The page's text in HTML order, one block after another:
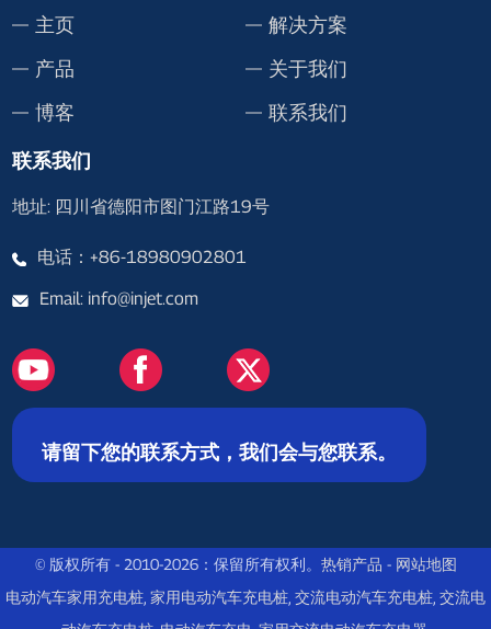
主页
解决方案
产品
关于我们
博客
联系我们
联系我们
地址: 四川省德阳市图门江路19号
电话：+86-18980902801
Email: info@injet.com
请留下您的联系方式，我们会与您联系。
© 版权所有 - 2010-2026：保留所有权利。 热销产品 - 网站地图
电动汽车家用充电桩, 家用电动汽车充电桩, 交流电动汽车充电桩, 交流电